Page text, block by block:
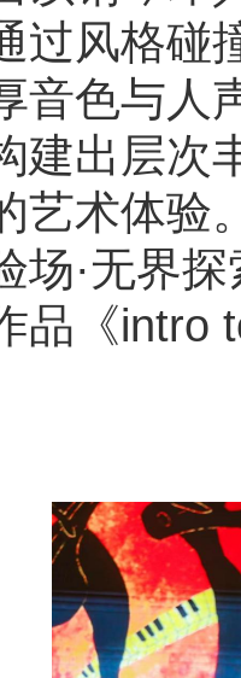
过风格碰
音色与人
建出层次
艺术体验
场·无界
品《intro